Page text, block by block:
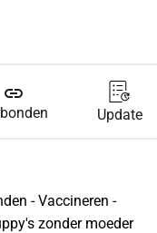
link
Update
- Vaccineren -
zonder moeder